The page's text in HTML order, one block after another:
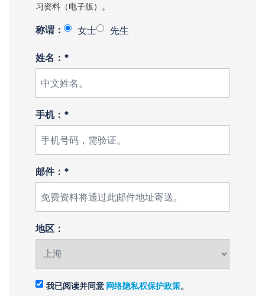
习资料（电子版）。
称谓： 女士 先生
姓名：*
手机：*
邮件：*
地区：
我已阅读并同意 网络隐私权保护政策。